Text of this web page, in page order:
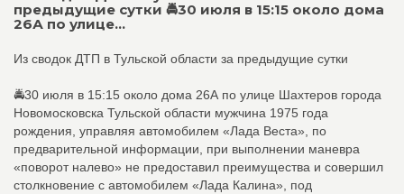
предыдущие сутки 🚔30 июля в 15:15 около дома
26А по улице...
Из сводок ДТП в Тульской области за предыдущие сутки
🚔30 июля в 15:15 около дома 26А по улице Шахтеров города
Новомосковска Тульской области мужчина 1975 года
рождения, управляя автомобилем «Лада Веста», по
предварительной информации, при выполнении маневра
«поворот налево» не предоставил преимущества и совершил
столкновение с автомобилем «Лада Калина», под